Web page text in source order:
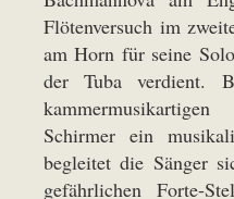
Flötenversuch im
am Horn für seine
der Tuba verdient.
Schirmer ein
begleitet die Sänger
gefährlichen Forte-